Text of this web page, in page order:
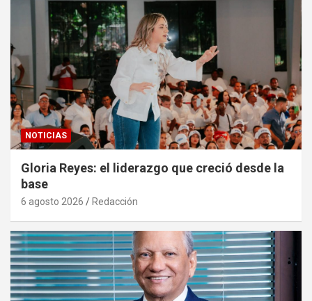
NOTICIAS
Gloria Reyes: el liderazgo que creció desde la
base
6 agosto 2026 Redacción